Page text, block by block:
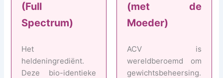
(Full
Spectrum)
Het
heldeningrediënt.
Deze bio-identieke
(met de
Moeder)
ACV is
wereldberoemd om
gewichtsbeheersing.